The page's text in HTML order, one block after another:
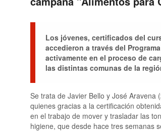
Los jóvenes, certificados del
accedieron a través del
activamente en el proceso de
las distintas comunas de la
Se trata de Javier Bello y José Aravena
quienes gracias a la certificación
en el trabajo de mover y trasladar las
higiene, que desde hace tres semanas